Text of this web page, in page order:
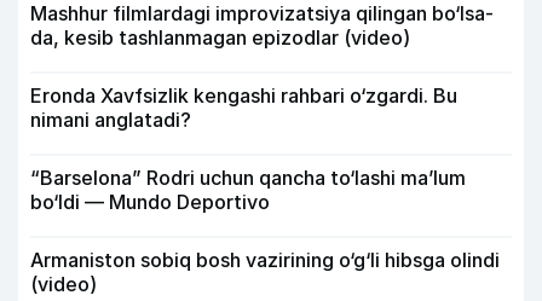
Mashhur filmlardagi improvizatsiya qilingan bo‘lsa-
da, kesib tashlanmagan epizodlar (video)
Eronda Xavfsizlik kengashi rahbari o‘zgardi. Bu
nimani anglatadi?
“Barselona” Rodri uchun qancha to‘lashi ma’lum
bo‘ldi — Mundo Deportivo
Armaniston sobiq bosh vazirining o‘g‘li hibsga olindi
(video)